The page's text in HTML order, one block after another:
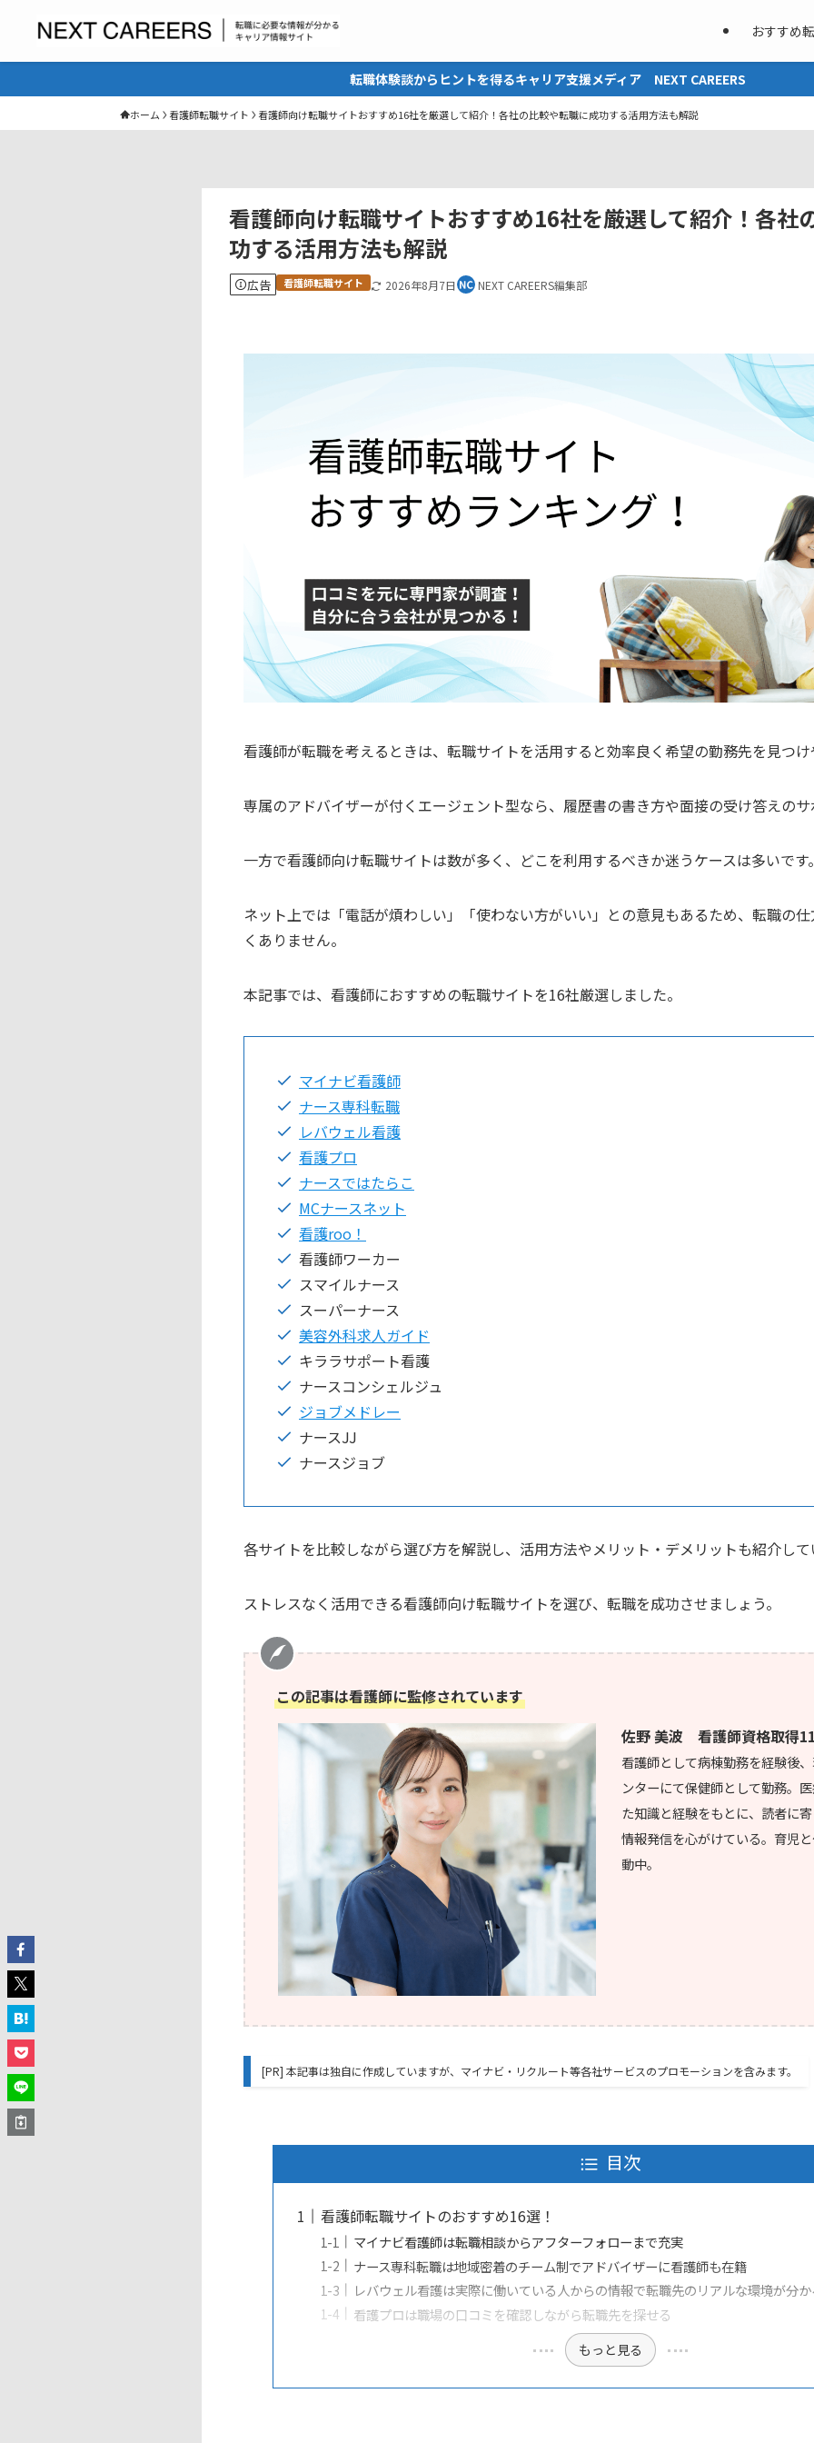
おすすめ
転職体験談からヒントを得るキャリア支援メディア NEXT CAREERS
ホーム 看護師転職サイト 看護師向け転職サイトおすすめ16社を厳選して紹介！各社の比較や転職に成功する活用方法も解説
看護師向け転職サイトおすすめ16社を厳選して紹介！各社
功する活用方法も解説
広告 看護師転職サイト 2026年8月7日 NEXT CAREERS編集部
看護師が転職を考えるときは、転職サイトを活用すると効率良く希望の勤務先を見つ
専属のアドバイザーが付くエージェント型なら、履歴書の書き方や面接の受け答えの
一方で看護師向け転職サイトは数が多く、どこを利用するべきか迷うケースは多いです
ネット上では「電話が煩わしい」「使わない方がいい」との意見もあるため、転職の
くありません。
本記事では、看護師におすすめの転職サイトを16社厳選しました。
マイナビ看護師
ナース専科転職
レバウェル看護
看護プロ
ナースではたらこ
MCナースネット
看護roo！
看護師ワーカー
スマイルナース
スーパーナース
美容外科求人ガイド
キララサポート看護
ナースコンシェルジュ
ジョブメドレー
ナースJJ
ナースジョブ
各サイトを比較しながら選び方を解説し、活用方法やメリット・デメリットも紹介して
ストレスなく活用できる看護師向け転職サイトを選び、転職を成功させましょう。
この記事は看護師に監修されています
佐野 美波 看護師資格取得
看護師として病棟勤務を経験後
ンターにて保健師として勤務。
た知識と経験をもとに、読者に
情報発信を心がけている。育児
動中。
[PR] 本記事は独自に作成していますが、マイナビ・リクルート等各社サービスのプロモーションを含みます。
目次
看護師転職サイトのおすすめ16選！
マイナビ看護師は転職相談からアフターフォローまで充実
ナース専科転職は地域密着のチーム制でアドバイザーに看護師も在籍
レバウェル看護は実際に働いている人からの情報で転職先のリアルな環境が分
看護プロは職場の口コミを確認しながら転職先を探せる
もっと見る